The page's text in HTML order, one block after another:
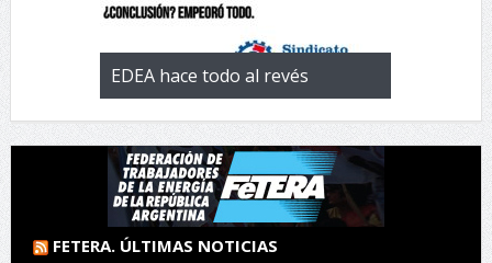
la
EDEA hace todo al revés EL
FETERA. ÚLTIMAS NOTICIAS